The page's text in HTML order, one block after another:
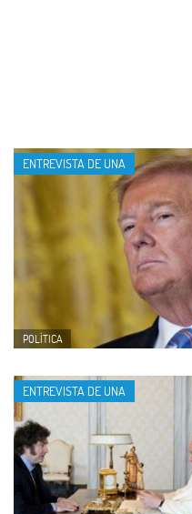
POLÍTICA
ENTREVISTA DE UNA
ENTREVISTA DE UNA